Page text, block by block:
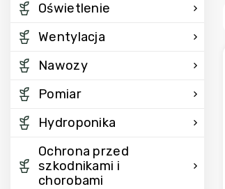
Oświetlenie
Wentylacja
Nawozy
Pomiar
Hydroponika
Ochrona przed
szkodnikami i
chorobami